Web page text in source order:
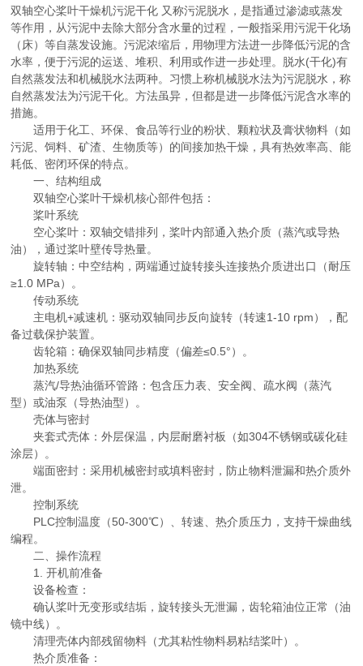
双轴空心桨叶干燥机污泥干化 又称污泥脱水，是指通过渗滤或蒸发
等作用，从污泥中去除大部分含水量的过程，一般指采用污泥干化场
（床）等自蒸发设施。污泥浓缩后，用物理方法进一步降低污泥的含
水率，便于污泥的运送、堆积、利用或作进一步处理。脱水(干化)有
自然蒸发法和机械脱水法两种。习惯上称机械脱水法为污泥脱水，称
自然蒸发法为污泥干化。方法虽异，但都是进一步降低污泥含水率的
措施。
适用于化工、环保、食品等行业的粉状、颗粒状及膏状物料（如
污泥、饲料、矿渣、生物质等）的间接加热干燥，具有热效率高、能
耗低、密闭环保的特点。
一、结构组成
双轴空心桨叶干燥机核心部件包括：
桨叶系统
空心桨叶：双轴交错排列，桨叶内部通入热介质（蒸汽或导热
油），通过桨叶壁传导热量。
旋转轴：中空结构，两端通过旋转接头连接热介质进出口（耐压
≥1.0 MPa）。
传动系统
主电机+减速机：驱动双轴同步反向旋转（转速1-10 rpm），配
备过载保护装置。
齿轮箱：确保双轴同步精度（偏差≤0.5°）。
加热系统
蒸汽/导热油循环管路：包含压力表、安全阀、疏水阀（蒸汽
型）或油泵（导热油型）。
壳体与密封
夹套式壳体：外层保温，内层耐磨衬板（如304不锈钢或碳化硅
涂层）。
端面密封：采用机械密封或填料密封，防止物料泄漏和热介质外
泄。
控制系统
PLC控制温度（50-300℃）、转速、热介质压力，支持干燥曲线
编程。
二、操作流程
1. 开机前准备
设备检查：
确认桨叶无变形或结垢，旋转接头无泄漏，齿轮箱油位正常（油
镜中线）。
清理壳体内部残留物料（尤其粘性物料易粘结桨叶）。
热介质准备：